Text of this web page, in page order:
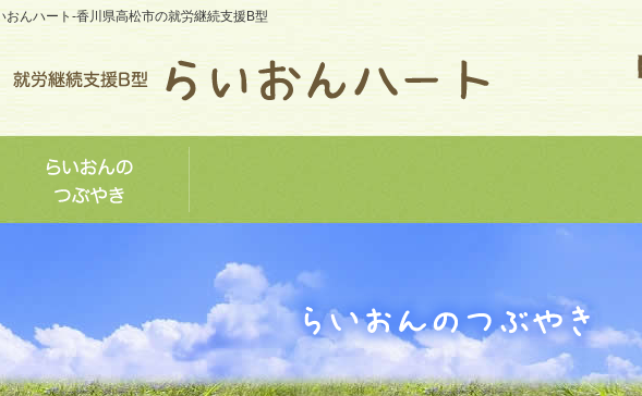
おんハート-香川県高松市の就労継続支援B型